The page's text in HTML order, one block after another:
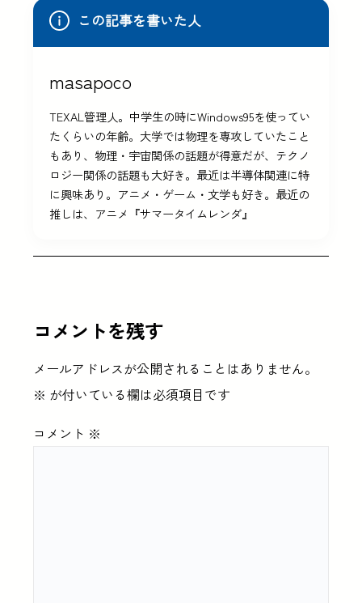
この記事を書いた人
masapoco
TEXAL管理人。中学生の時にWindows95を使ってい
たくらいの年齢。大学では物理を専攻していたこと
もあり、物理・宇宙関係の話題が得意だが、テクノ
ロジー関係の話題も大好き。最近は半導体関連に特
に興味あり。アニメ・ゲーム・文学も好き。最近の
推しは、アニメ『サマータイムレンダ』
コメントを残す
メールアドレスが公開されることはありません。
※ が付いている欄は必須項目です
コメント ※